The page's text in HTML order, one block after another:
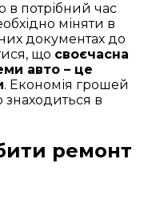
в потрібний час
міняти в
документах до
що своєчасна
авто – це
. Економія грошей
знаходиться в
ремонт